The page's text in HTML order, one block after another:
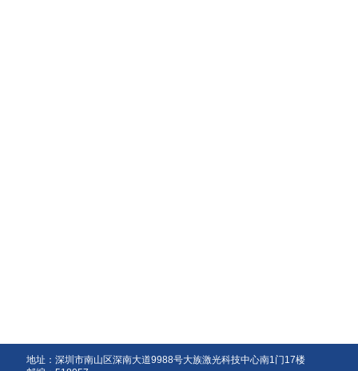
地址：深圳市南山区深南大道9988号大族激光科技中心南1门17楼